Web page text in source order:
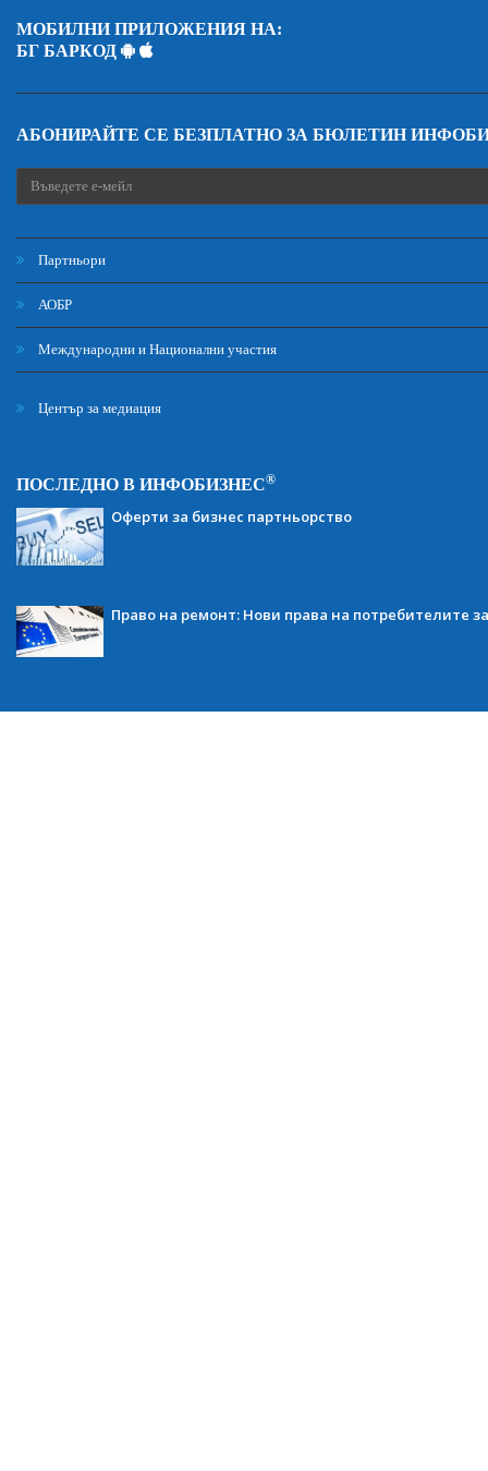
МОБИЛНИ ПРИЛОЖЕНИЯ НА:
БГ БАРКОД
АБОНИРАЙТЕ СЕ БЕЗПЛАТНО ЗА БЮЛЕТИН
Партньори
АОБР
Международни и Национални участия
Център за медиация
ПОСЛЕДНО В ИНФОБИЗНЕС®
Оферти за бизнес партньорство
Право на ремонт: Нови права на потребителите